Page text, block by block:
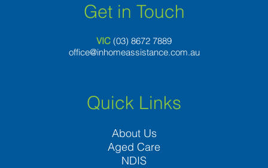
Get in Touch
VIC (03) 8672 7889
office@inhomeassistance.com.au
Quick Links
About Us
Aged Care
NDIS